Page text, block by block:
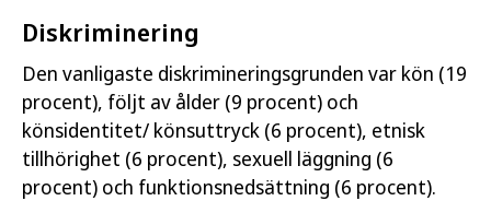
Diskriminering
Den vanligaste diskrimineringsgrunden var kön (19
procent), följt av ålder (9 procent) och
könsidentitet/ könsuttryck (6 procent), etnisk
tillhörighet (6 procent), sexuell läggning (6
procent) och funktionsnedsättning (6 procent).